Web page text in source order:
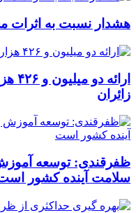
هشدار نسبت به
زائران
ظفرقندی: توسعه
سلامت آینده کشور